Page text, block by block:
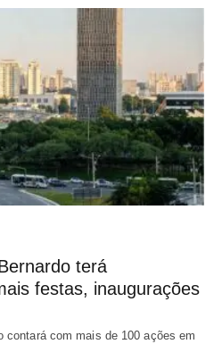
terá
festas, inaugurações
contará com mais de 100 ações em